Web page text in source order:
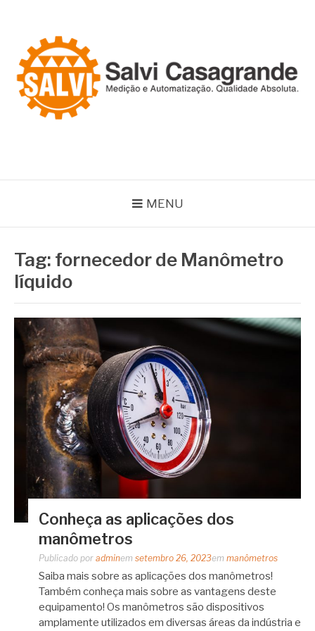
conteúdo
MENU
Tag: fornecedor de Manômetro
líquido
Conheça as aplicações dos
manômetros
Publicado por adminem setembro 26, 2023em manômetros
Saiba mais sobre as aplicações dos manômetros!
Também conheça mais sobre as vantagens deste
equipamento! Os manômetros são dispositivos
amplamente utilizados em diversas áreas da indústria e